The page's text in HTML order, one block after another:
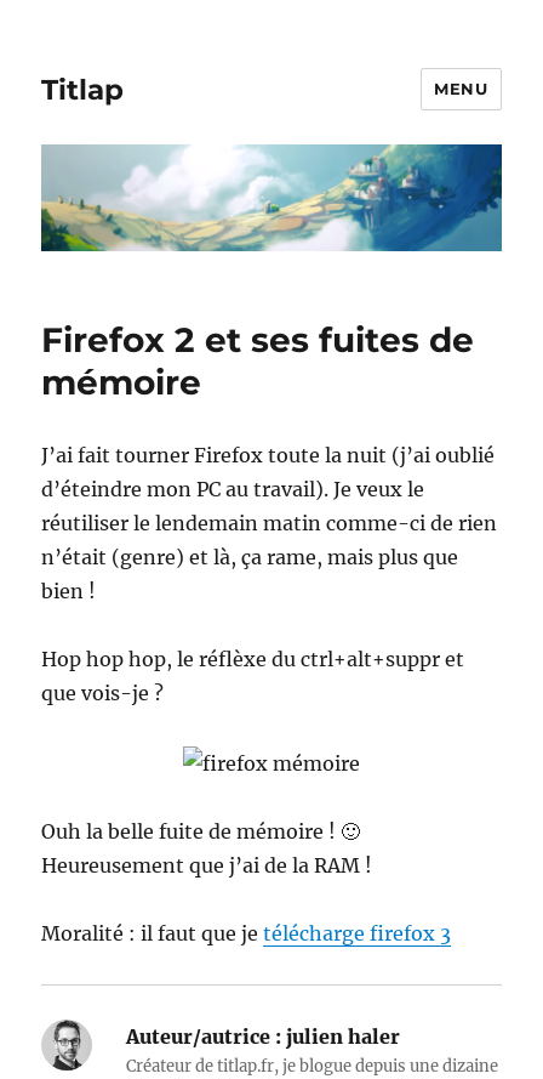
Titlap MENU
Firefox 2 et ses fuites de
mémoire
J’ai fait tourner Firefox toute la nuit (j’ai oublié
d’éteindre mon PC au travail). Je veux le
réutiliser le lendemain matin comme-ci de rien
n’était (genre) et là, ça rame, mais plus que
bien !
Hop hop hop, le réflèxe du ctrl+alt+suppr et
que vois-je ?
Ouh la belle fuite de mémoire ! 🙂
Heureusement que j’ai de la RAM !
Moralité : il faut que jetélécharge firefox 3
Auteur/autrice : julien haler
Créateur de titlap.fr, je blogue depuis une dizaine